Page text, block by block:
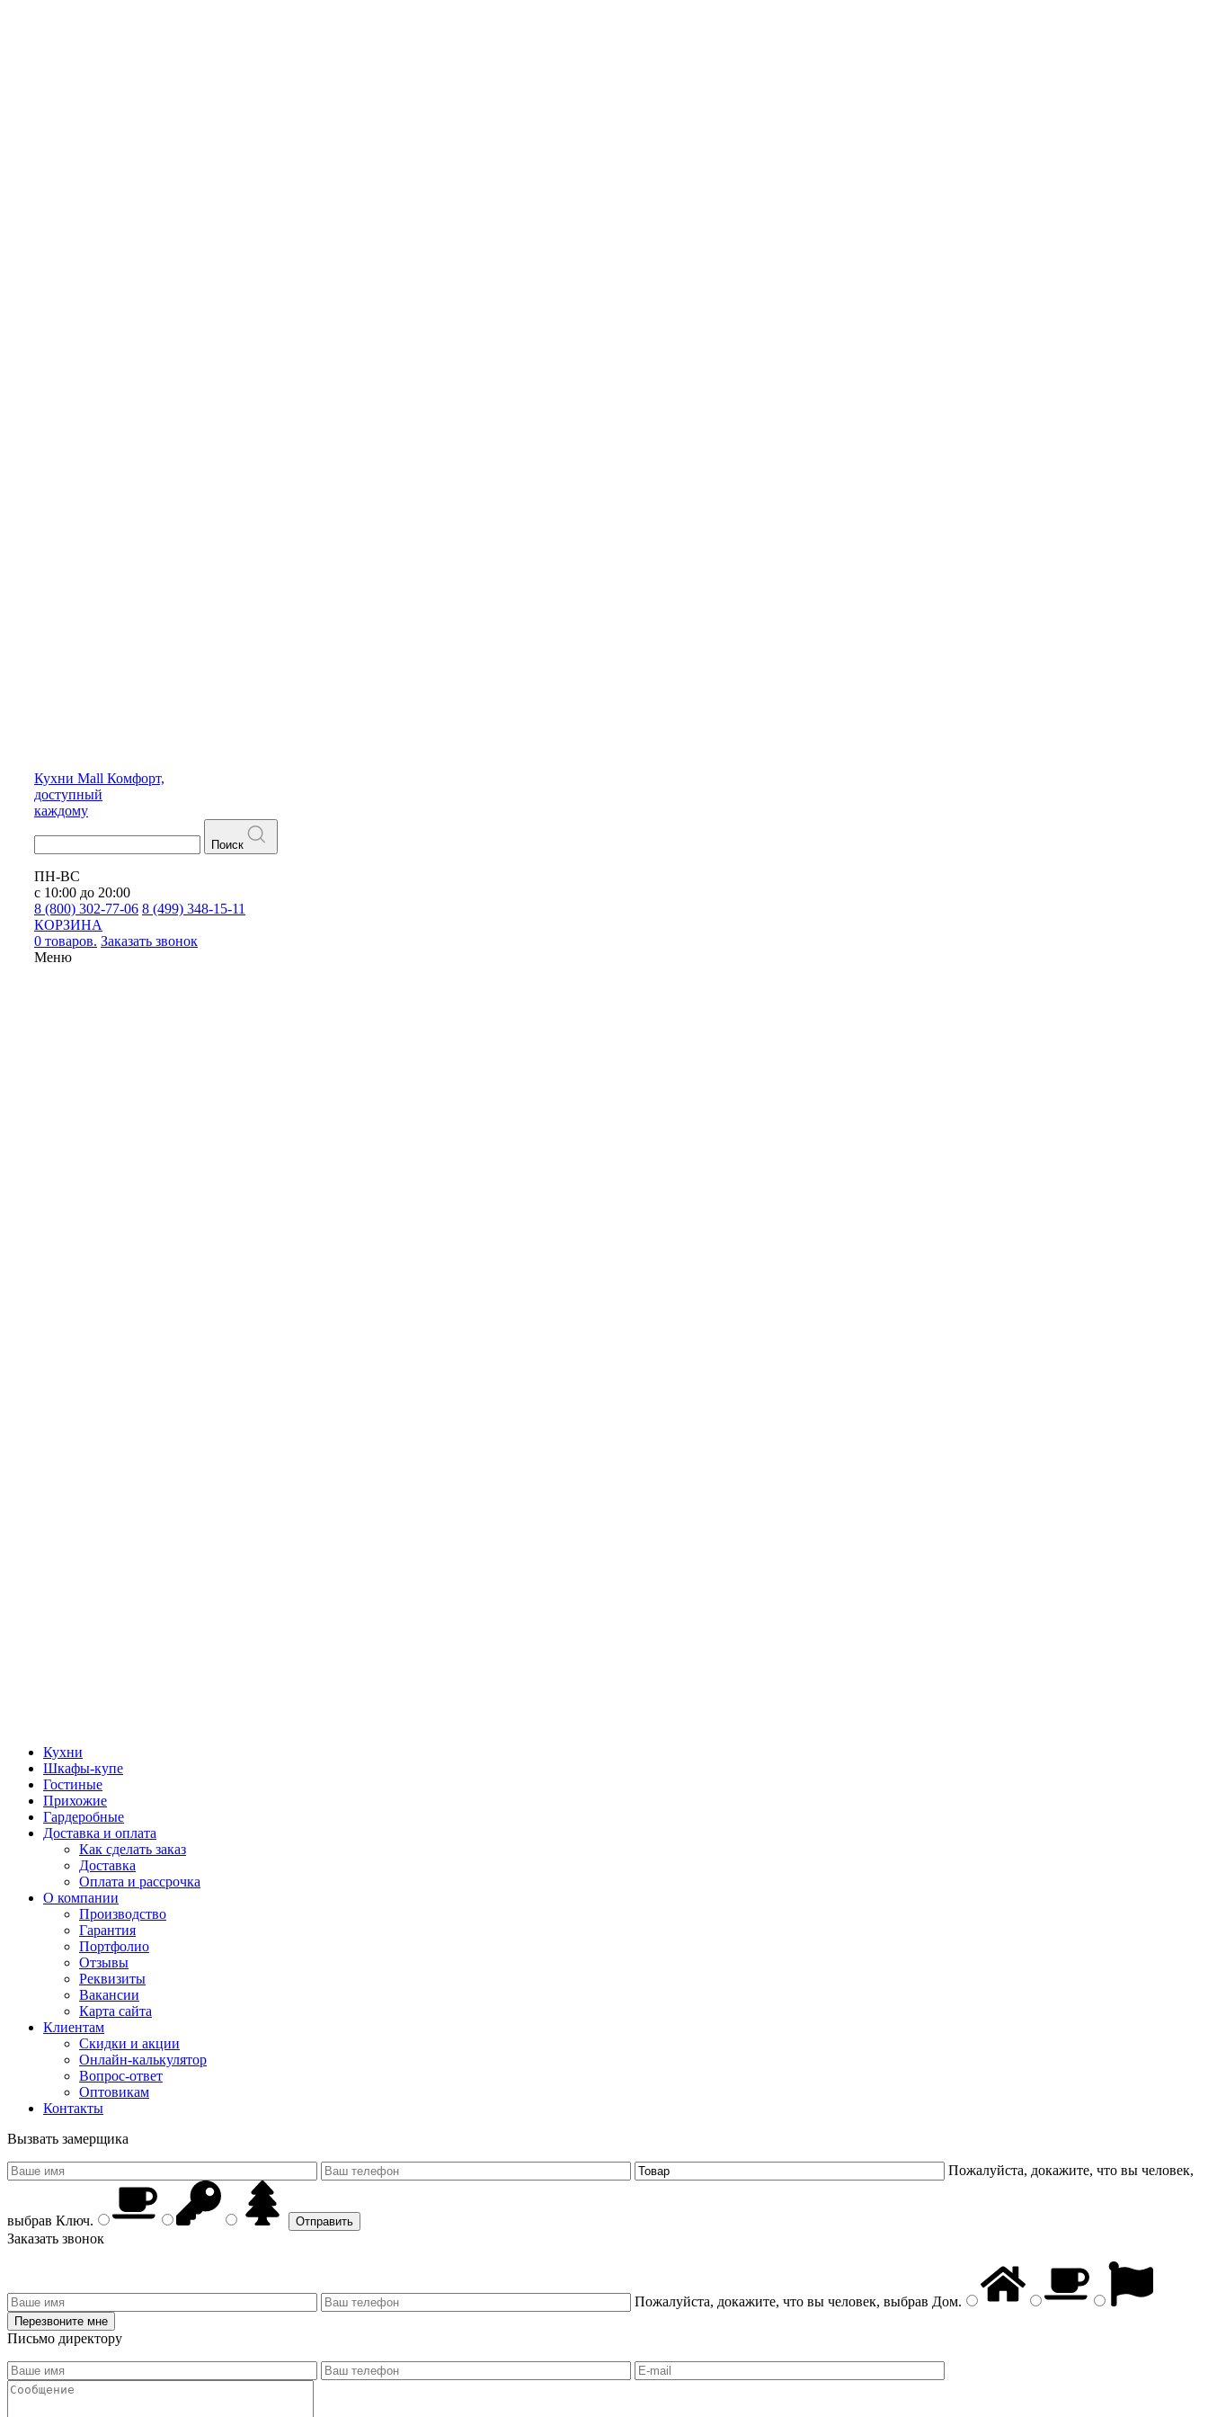
Кухни Mall Комфорт,
доступный
каждому
Поиск
ПН-ВС
с 10:00 до 20:00
8 (800) 302-77-06 8 (499) 348-15-11
КОРЗИНА
0 товаров. Заказать звонок
Меню
Кухни
Шкафы-купе
Гостиные
Прихожие
Гардеробные
Доставка и оплата
Как сделать заказ
Доставка
Оплата и рассрочка
О компании
Производство
Гарантия
Портфолио
Отзывы
Реквизиты
Вакансии
Карта сайта
Клиентам
Скидки и акции
Онлайн-калькулятор
Вопрос-ответ
Оптовикам
Контакты
Вызвать замерщика
Пожалуйста, докажите, что вы человек,
выбрав Ключ.
Заказать звонок
Пожалуйста, докажите, что вы человек, выбрав Дом.
Письмо директору